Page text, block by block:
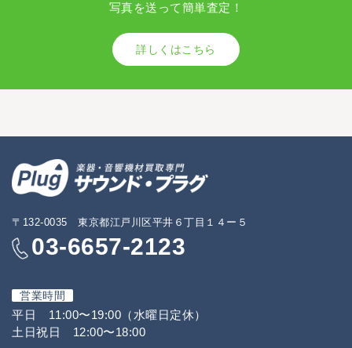
写真を送って簡単査定！
詳しくはこちら
〒132-0035 東京都江戸川区平井６丁目１４ー５
03-6657-2123
営業時間
平日 11:00〜19:00（水曜日定休）
土日祝日 12:00〜18:00